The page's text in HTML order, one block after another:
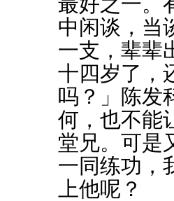
中闲谈，当
一支，辈辈
十四岁了，
吗？」陈发
何，也不能
堂兄。可是
一同练功，
上他呢？